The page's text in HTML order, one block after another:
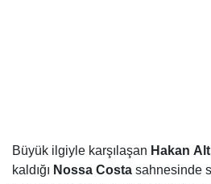
Büyük ilgiyle karşılaşan Hakan
kaldığı Nossa Costa sahnesinde